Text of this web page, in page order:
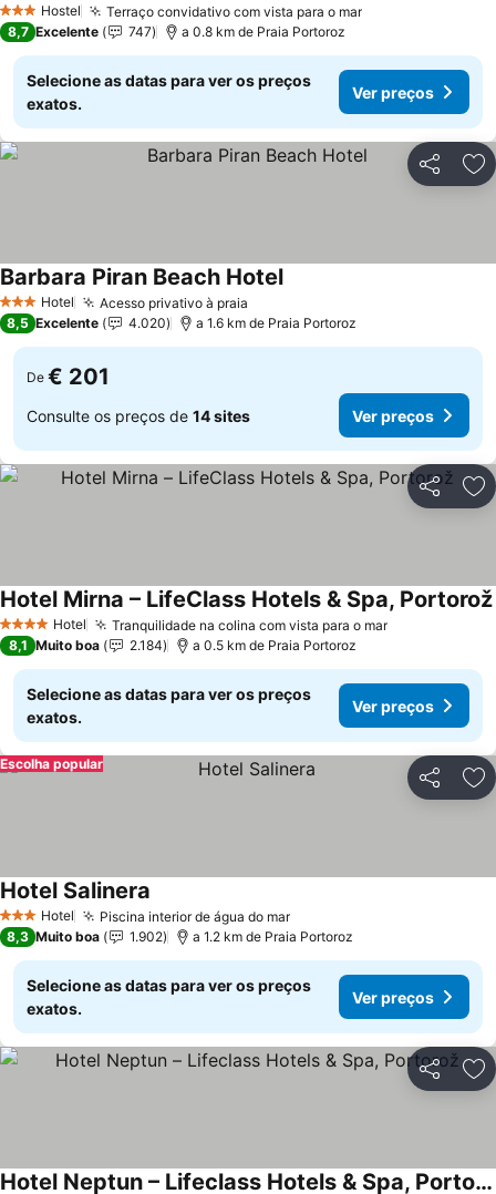
3 EstrelasHostel Terraço convidativo com vista para o mar
8,7 Excelente 747 a 0.8 km de Praia Portoroz
Selecione as datas para ver os preços
exatos.
Ver preços
Partilhar
3 EstrelasHotel Acesso privativo à praia
Barbara Piran Beach Hotel
8,5 Excelente 4.020 a 1.6 km de Praia Portoroz
De € 201
Consulte os preços de 14 sites Ver preços
Partilhar
4 EstrelasHotel Tranquilidade na colina com vista para o mar
Hotel Mirna – LifeClass Hotels & Spa, Portorož
8,1 Muito boa 2.184 a 0.5 km de Praia Portoroz
Selecione as datas para ver os preços
exatos.
Ver preços
Partilhar
Escolha popular
3 EstrelasHotel Piscina interior de água do mar
Hotel Salinera
8,3 Muito boa 1.902 a 1.2 km de Praia Portoroz
Selecione as datas para ver os preços
exatos.
Ver preços
Partilhar
Hotel Neptun – Lifeclass Hotels & Spa, Portorož